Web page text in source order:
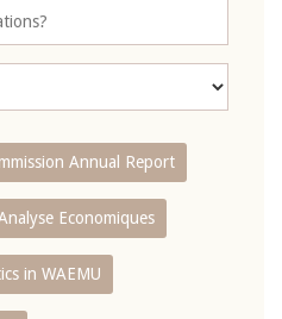
Annual Report
Economiques
in WAEMU